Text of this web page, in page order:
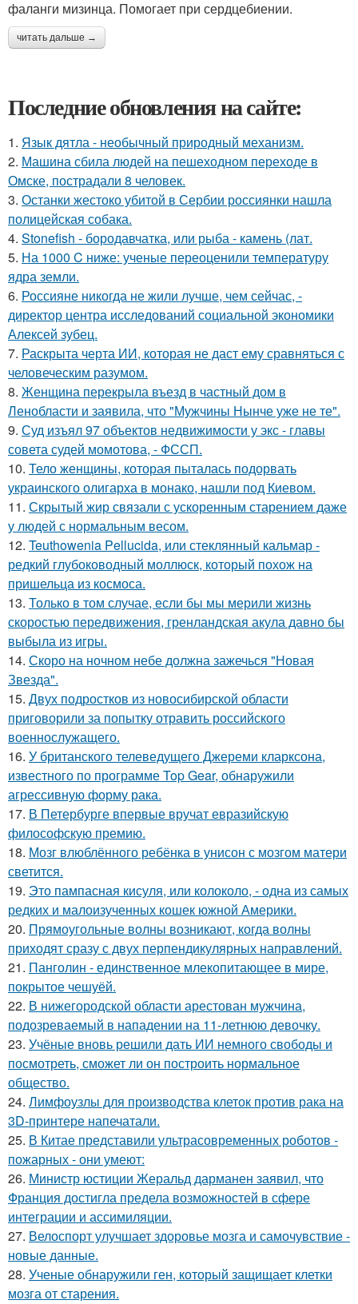
фаланги мизинца. Помогает при сердцебиении.
читать дальше →
Последние обновления на сайте:
1. Язык дятла - необычный природный механизм.
2. Машина сбила людей на пешеходном переходе в
Омске, пострадали 8 человек.
3. Останки жестоко убитой в Сербии россиянки нашла
полицейская собака.
4. Stonefish - бородавчатка, или рыба - камень (лат.
5. На 1000 C ниже: ученые переоценили температуру
ядра земли.
6. Россияне никогда не жили лучше, чем сейчас, -
директор центра исследований социальной экономики
Алексей зубец.
7. Раскрыта черта ИИ, которая не даст ему сравняться с
человеческим разумом.
8. Женщина перекрыла въезд в частный дом в
Ленобласти и заявила, что "Мужчины Нынче уже не те".
9. Суд изъял 97 объектов недвижимости у экс - главы
совета судей момотова, - ФССП.
10. Тело женщины, которая пыталась подорвать
украинского олигарха в монако, нашли под Киевом.
11. Скрытый жир связали с ускоренным старением даже
у людей с нормальным весом.
12. Teuthowenia Pellucida, или стеклянный кальмар -
редкий глубоководный моллюск, который похож на
пришельца из космоса.
13. Только в том случае, если бы мы мерили жизнь
скоростью передвижения, гренландская акула давно бы
выбыла из игры.
14. Скоро на ночном небе должна зажечься "Новая
Звезда".
15. Двух подростков из новосибирской области
приговорили за попытку отравить российского
военнослужащего.
16. У британского телеведущего Джереми кларксона,
известного по программе Top Gear, обнаружили
агрессивную форму рака.
17. В Петербурге впервые вручат евразийскую
философскую премию.
18. Мозг влюблённого ребёнка в унисон с мозгом матери
светится.
19. Это пампасная кисуля, или колоколо, - одна из самых
редких и малоизученных кошек южной Америки.
20. Прямоугольные волны возникают, когда волны
приходят сразу с двух перпендикулярных направлений.
21. Панголин - единственное млекопитающее в мире,
покрытое чешуёй.
22. В нижегородской области арестован мужчина,
подозреваемый в нападении на 11-летнюю девочку.
23. Учёные вновь решили дать ИИ немного свободы и
посмотреть, сможет ли он построить нормальное
общество.
24. Лимфоузлы для производства клеток против рака на
3D-принтере напечатали.
25. В Китае представили ультрасовременных роботов -
пожарных - они умеют:
26. Министр юстиции Жеральд дарманен заявил, что
Франция достигла предела возможностей в сфере
интеграции и ассимиляции.
27. Велоспорт улучшает здоровье мозга и самочувствие -
новые данные.
28. Ученые обнаружили ген, который защищает клетки
мозга от старения.